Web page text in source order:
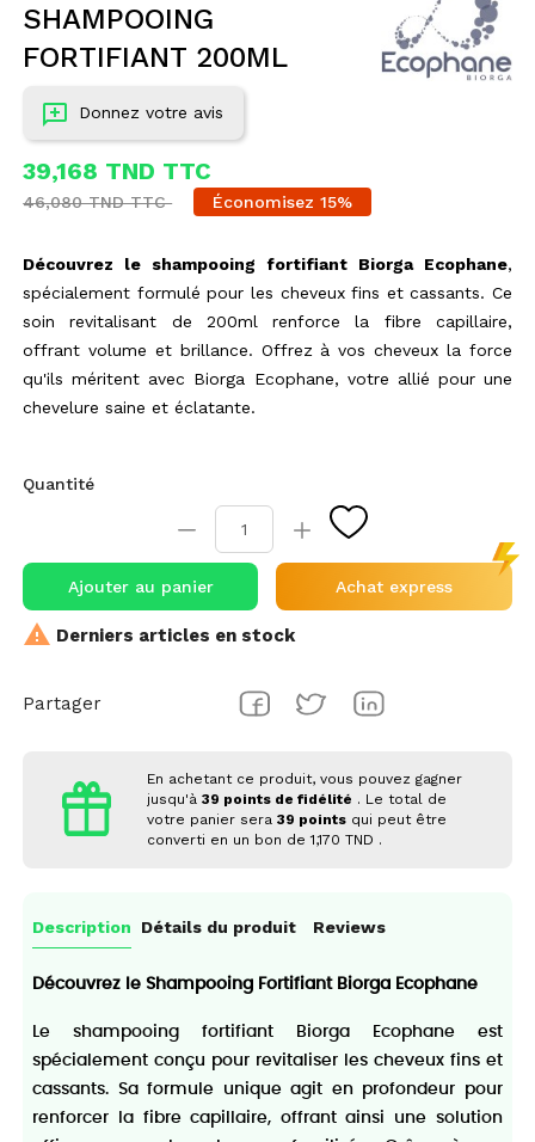
SHAMPOOING
FORTIFIANT 200ML
Donnez votre avis
39,168 TND TTC
46,080 TND TTC Économisez 15%
Découvrez le shampooing fortifiant Biorga Ecophane,
spécialement formulé pour les cheveux fins et cassants. Ce
soin revitalisant de 200ml renforce la fibre capillaire,
offrant volume et brillance. Offrez à vos cheveux la force
qu'ils méritent avec Biorga Ecophane, votre allié pour une
chevelure saine et éclatante.
Quantité
Ajouter au panier Achat express
 Derniers articles en stock
Partager
En achetant ce produit, vous pouvez gagner
jusqu'à39 points de fidélité . Le total de
votre panier sera39 points qui peut être
converti en un bon de1,170 TND .
Description Détails du produit Reviews
Découvrez le Shampooing Fortifiant Biorga Ecophane
Le shampooing fortifiant Biorga Ecophane est
spécialement conçu pour revitaliser les cheveux fins et
cassants. Sa formule unique agit en profondeur pour
renforcer la fibre capillaire, offrant ainsi une solution